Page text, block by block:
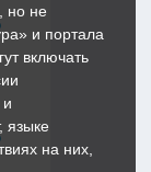
но не
и портала
включать
языке
на них,